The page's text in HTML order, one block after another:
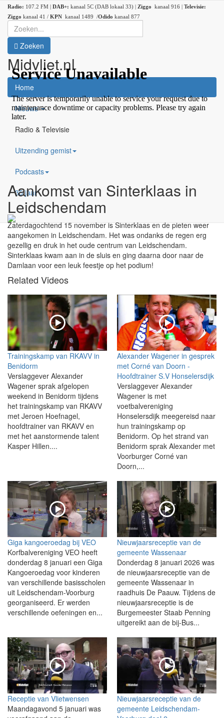
Radio: 107.2 FM | DAB+: kanaal 5C (DAB lokaal 33) | Ziggo kanaal 916 | Televisie:
Ziggo kanaal 41 / KPN kanaal 1489 /Odido kanaal 877
Midvliet.nl
×
Home
Nieuws
Radio & Televisie
Uitzending gemist
Podcasts
35 jaar
Zoeken
Aankomst van Sinterklaas in
Leidschendam
Zaterdagochtend 15 november is Sinterklaas en de pieten weer
aangekomen in Leidschendam. Het was ondanks de regen erg
gezellig en druk in het oude centrum van Leidschendam.
Sinterklaas kwam aan in de sluis en ging daarna door naar de
Damlaan voor een leuk feestje op het podium!
Related Videos
Trainingskamp van RKAVV in
Benidorm
Verslaggever Alexander
Wagener sprak afgelopen
weekend in Benidorm tijdens
het trainingskamp van RKAVV
met Jeroen Hoefnagel,
hoofdtrainer van RKAVV en
met het aanstormende talent
Kasper Hillen....
Alexander Wagener in gesprek
met Corné van Doorn -
Hoofdtrainer S.V Honselersdijk
Verslaggever Alexander
Wagener is met
voetbalvereniging
Honselersdijk meegereisd naar
hun trainingskamp op
Benidorm. Op het strand van
Benidorm sprak Alexander met
Voorburger Corné van
Doorn,...
Giga kangoeroedag bij VEO
Korfbalvereniging VEO heeft
donderdag 8 januari een Giga
Kangoeroedag voor kinderen
van verschillende basisscholen
uit Leidschendam-Voorburg
georganiseerd. Er werden
verschillende oefeningen en...
Nieuwjaarsreceptie van de
gemeente Wassenaar
Donderdag 8 januari 2026 was
de nieuwjaarsreceptie van de
gemeente Wassenaar in
raadhuis De Paauw. Tijdens de
nieuwjaarsreceptie is de
Burgemeester Staab Penning
uitgereikt aan de bij-Bus...
Receptie van Vlietwensen
Maandagavond 5 januari was
Nieuwjaarsreceptie van de
gemeente Leidschendam-